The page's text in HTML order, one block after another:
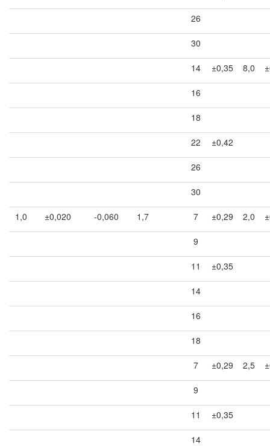
26
30
14 ±0,35 8,0
16
18
22 ±0,42
26
30
1,0 ±0,020 -0,060 1,7 7 ±0,29 2,0
9
11 ±0,35
14
16
18
7 ±0,29 2,5
9
11 ±0,35
14